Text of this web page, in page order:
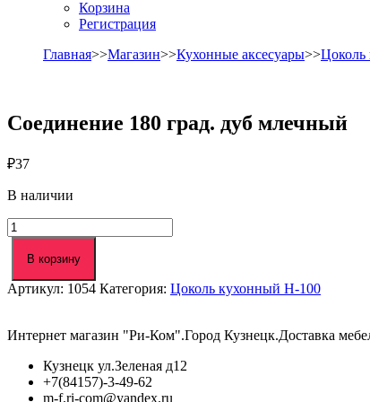
Корзина
Регистрация
Главная>>Магазин>>Кухонные аксесуары>>Цоколь
Соединение 180 град. дуб млечный
₽37
В наличии
Количество
товара
Соединение
град.
В корзину
Артикул: 1054 Категория: Цоколь кухонный Н-100
Интернет магазин "Ри-Ком".Город Кузнецк.Доставка
Кузнецк ул.Зеленая д12
+7(84157)-3-49-62
m-f.ri-com@yandex.ru